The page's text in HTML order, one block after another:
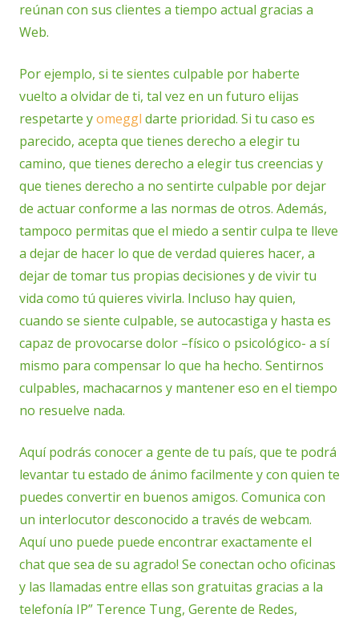
reúnan con sus clientes a tiempo actual gracias a
Web.
Por ejemplo, si te sientes culpable por haberte
vuelto a olvidar de ti, tal vez en un futuro elijas
respetarte yomeggl darte prioridad. Si tu caso es
parecido, acepta que tienes derecho a elegir tu
camino, que tienes derecho a elegir tus creencias y
que tienes derecho a no sentirte culpable por dejar
de actuar conforme a las normas de otros. Además,
tampoco permitas que el miedo a sentir culpa te lleve
a dejar de hacer lo que de verdad quieres hacer, a
dejar de tomar tus propias decisiones y de vivir tu
vida como tú quieres vivirla. Incluso hay quien,
cuando se siente culpable, se autocastiga y hasta es
capaz de provocarse dolor –físico o psicológico- a sí
mismo para compensar lo que ha hecho. Sentirnos
culpables, machacarnos y mantener eso en el tiempo
no resuelve nada.
Aquí podrás conocer a gente de tu país, que te podrá
levantar tu estado de ánimo facilmente y con quien te
puedes convertir en buenos amigos. Comunica con
un interlocutor desconocido a través de webcam.
Aquí uno puede puede encontrar exactamente el
chat que sea de su agrado! Se conectan ocho oficinas
y las llamadas entre ellas son gratuitas gracias a la
telefonía IP” Terence Tung, Gerente de Redes,